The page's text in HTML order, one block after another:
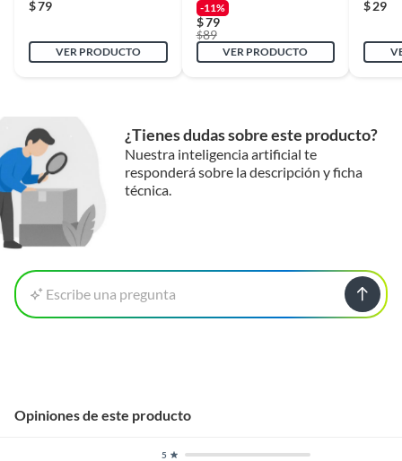
$79
VER PRODUCTO
-11%
$79
$89
VER PRODUCTO
$29
¿Tienes dudas sobre este producto?
Nuestra inteligencia artificial te
responderá sobre la descripción y ficha
técnica.
Escribe una pregunta
Opiniones de este producto
5